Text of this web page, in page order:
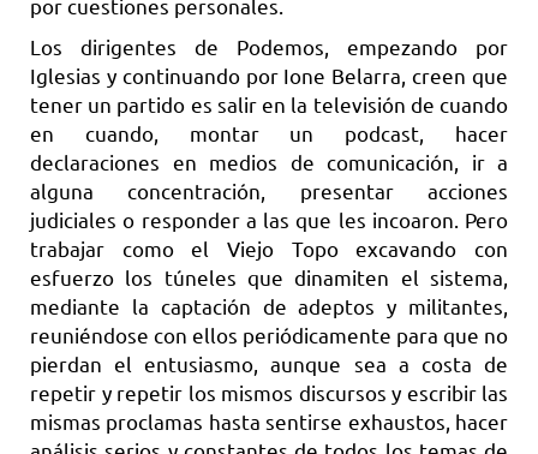
por cuestiones personales.
Los dirigentes de Podemos, empezando por
Iglesias y continuando por Ione Belarra, creen que
tener un partido es salir en la televisión de cuando
en cuando, montar un podcast, hacer
declaraciones en medios de comunicación, ir a
alguna concentración, presentar acciones
judiciales o responder a las que les incoaron. Pero
trabajar como el Viejo Topo excavando con
esfuerzo los túneles que dinamiten el sistema,
mediante la captación de adeptos y militantes,
reuniéndose con ellos periódicamente para que no
pierdan el entusiasmo, aunque sea a costa de
repetir y repetir los mismos discursos y escribir las
mismas proclamas hasta sentirse exhaustos, hacer